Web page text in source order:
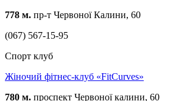
778 м. пр-т Червоної Калини, 60
(067) 567-15-95
Спорт клуб
Жіночий фітнес-клуб «FitCurves»
780 м. проспект Червоної калини, 60